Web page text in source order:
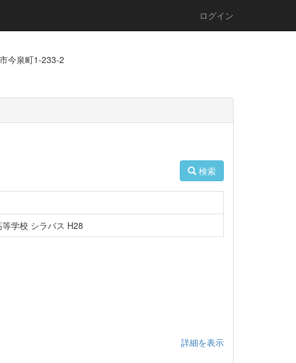
ログイン
今泉町1-233-2
検索
学校 シラバス H28
詳細を表示